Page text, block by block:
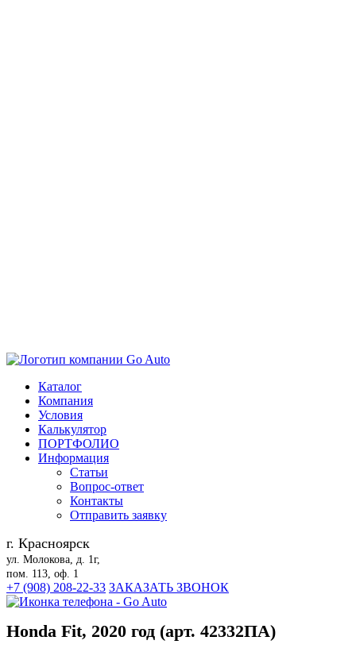
Каталог
Компания
Условия
Калькулятор
ПОРТФОЛИО
Информация
Статьи
Вопрос-ответ
Контакты
Отправить заявку
г. Красноярск
ул. Молокова, д. 1г,
пом. 113, оф. 1
+7 (908) 208-22-33 ЗАКАЗАТЬ ЗВОНОК
Honda Fit, 2020 год (арт. 42332ПА)